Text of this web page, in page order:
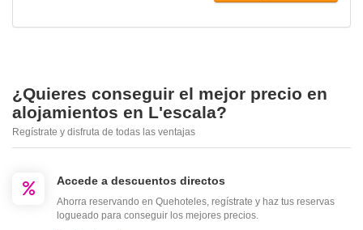
¿Quieres conseguir el mejor precio en
alojamientos en L'escala?
Regístrate y disfruta de todas las ventajas
Accede a descuentos directos
Ahorra reservando en Quehoteles, regístrate y haz tus reservas
logueado para conseguir los mejores precios.